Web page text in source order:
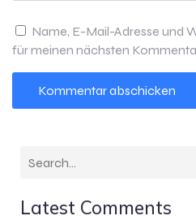
Name, E-Mail-Adresse und
für meinen nächsten
Latest Comments